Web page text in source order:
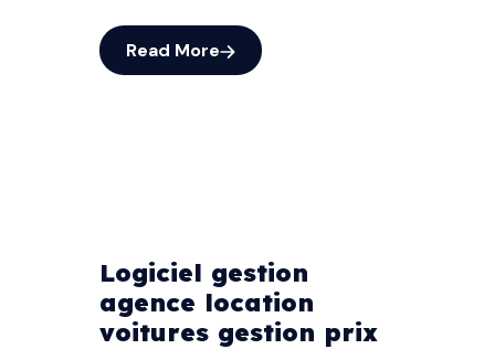
Read More
Logiciel gestion
agence location
voitures gestion prix